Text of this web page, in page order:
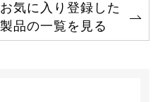
お気に入り登録した
製品の一覧を見る